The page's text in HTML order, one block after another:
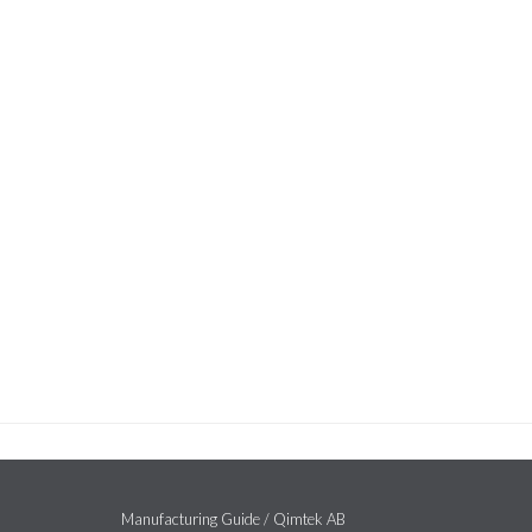
Manufacturing Guide / Qimtek AB